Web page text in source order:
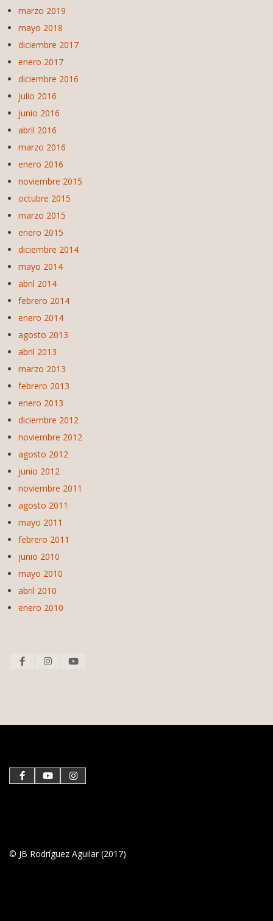
marzo 2019
mayo 2018
diciembre 2017
enero 2017
diciembre 2016
julio 2016
junio 2016
abril 2016
marzo 2016
enero 2016
noviembre 2015
octubre 2015
marzo 2015
enero 2015
diciembre 2014
mayo 2014
abril 2014
febrero 2014
enero 2014
agosto 2013
abril 2013
marzo 2013
febrero 2013
enero 2013
diciembre 2012
noviembre 2012
agosto 2012
junio 2012
noviembre 2011
agosto 2011
mayo 2011
febrero 2011
junio 2010
mayo 2010
abril 2010
enero 2010
© JB Rodríguez Aguilar (2017)